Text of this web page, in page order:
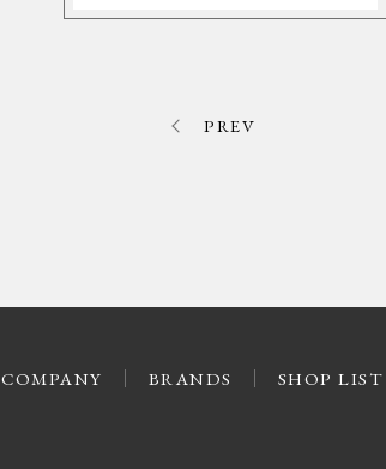
PREV
COMPANY BRANDS SHOP LIST